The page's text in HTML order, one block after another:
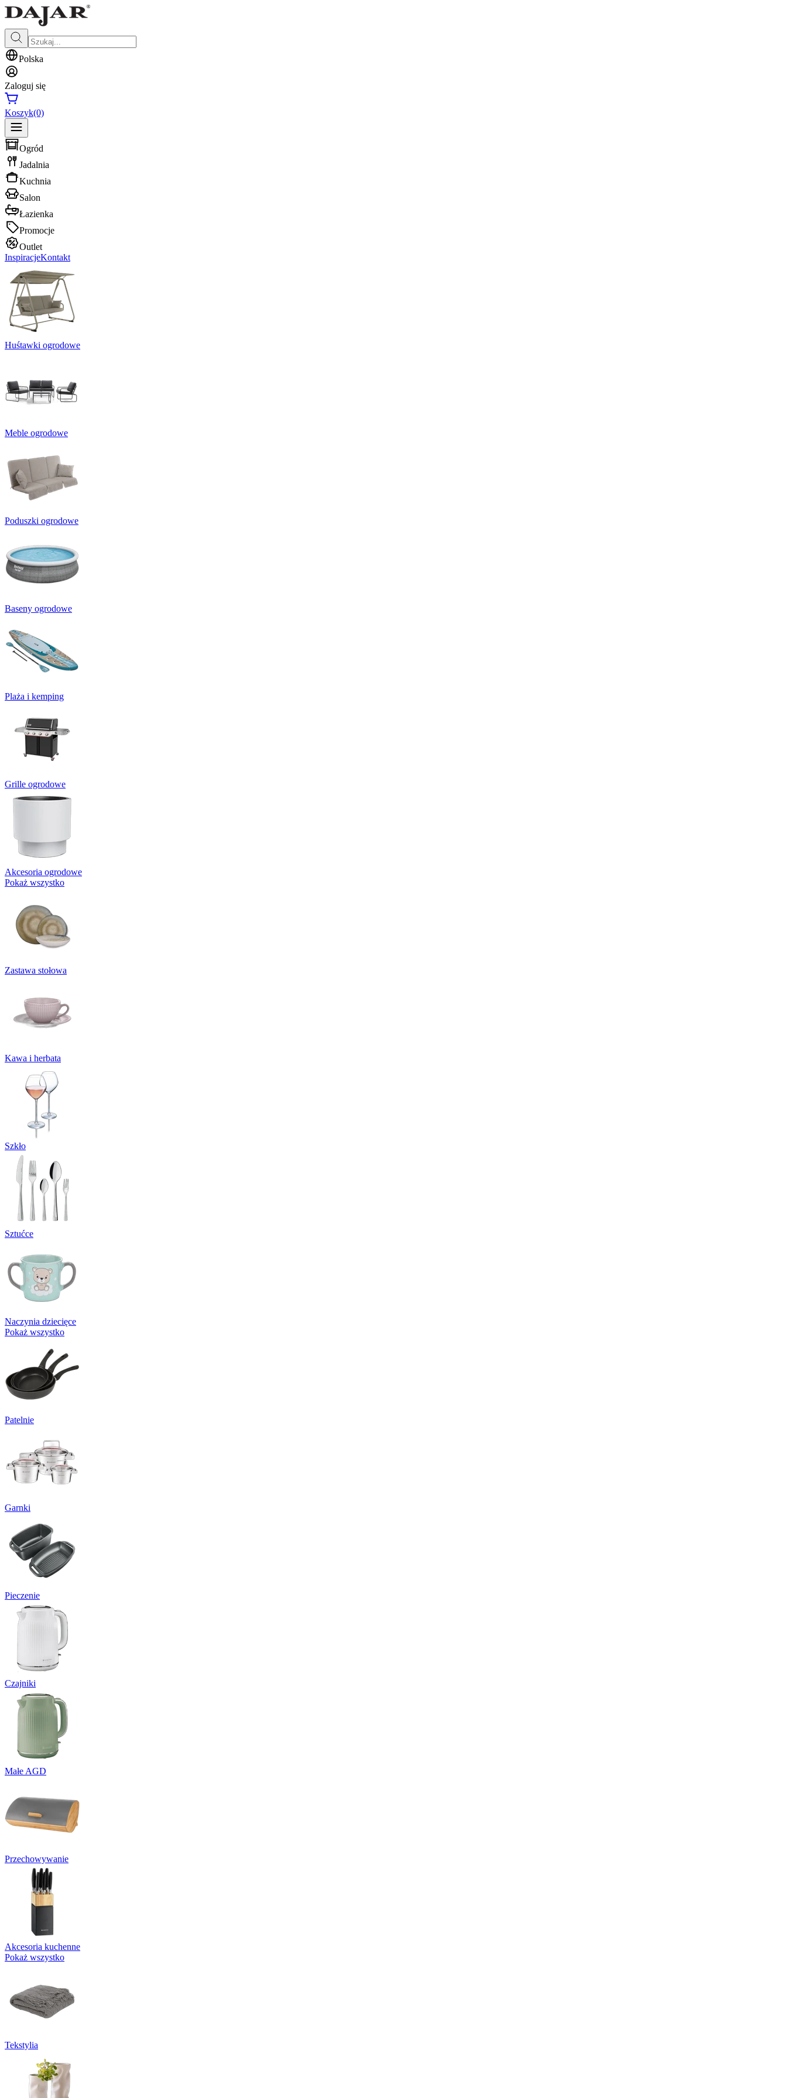
Polska
Zaloguj się
Koszyk(0)
Ogród
Jadalnia
Kuchnia
Salon
Łazienka
Promocje
Outlet
InspiracjeKontakt
Huśtawki ogrodowe
Meble ogrodowe
Poduszki ogrodowe
Baseny ogrodowe
Plaża i kemping
Grille ogrodowe
Akcesoria ogrodowe
Pokaż wszystko
Zastawa stołowa
Kawa i herbata
Szkło
Sztućce
Naczynia dziecięce
Pokaż wszystko
Patelnie
Garnki
Pieczenie
Czajniki
Małe AGD
Przechowywanie
Akcesoria kuchenne
Pokaż wszystko
Tekstylia